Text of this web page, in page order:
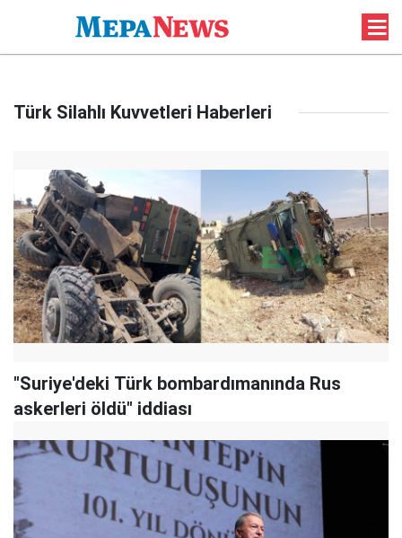
Türk Silahlı Kuvvetleri Haberleri
"Suriye'deki Türk bombardımanında Rus
askerleri öldü" iddiası